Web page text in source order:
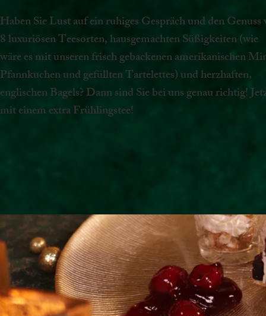
Haben Sie Lust auf ein ruhiges Gespräch und den Genuss
8 luxuriösen Teesorten, hausgemachten Süßigkeiten (wie
wäre es mit unseren frisch gebackenen amerikanischen
Pfannkuchen und gefüllten Tartelettes) und herzhaften,
englischen Bagels? Dann sind Sie bei uns genau richtig!
mit einem extra Frühlingstee!